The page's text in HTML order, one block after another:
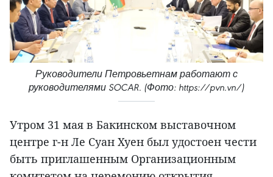
Руководители Петровьетнам работают с
руководителями SOCAR. (Фото: https://pvn.vn/)
Утром 31 мая в Бакинском выставочном
центре г-н Ле Суан Хуен был удостоен чести
быть приглашенным Организационным